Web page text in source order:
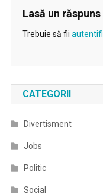
Lasă un răspuns
Trebuie să fii
CATEGORII
Divertisment
Jobs
Politic
Social